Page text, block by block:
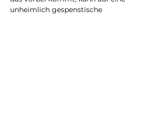
unheimlich gespenstische